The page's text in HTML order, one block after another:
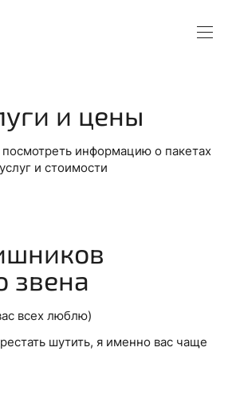
и цены
информацию о пакетах
услуг и стоимости
звена
всех люблю)
шутить, я именно вас чаще